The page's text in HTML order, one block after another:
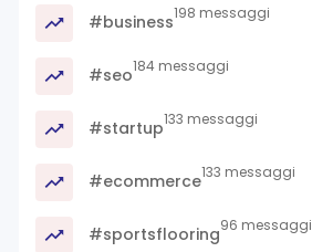
#business198 messaggi
#seo184 messaggi
#startup133 messaggi
#ecommerce133 messaggi
#sportsflooring96 messaggi